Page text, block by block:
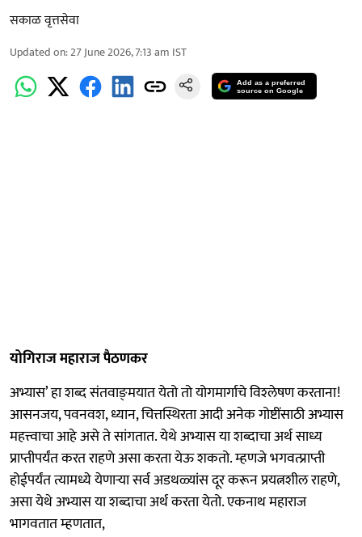
सकाळ वृत्तसेवा
Updated on:27 June 2026, 7:13 am IST
Add as a preferred
source on Google
योगिराज महाराज पैठणकर
अभ्यास’ हा शब्द संतवाङ्‍मयात येतो तो योगमार्गाचे विश्‍लेषण करताना!
आसनजय, पवनवश, ध्यान, चित्तस्थिरता आदी अनेक गोष्टींसाठी अभ्यास
महत्त्वाचा आहे असे ते सांगतात. येथे अभ्यास या शब्दाचा अर्थ साध्य
प्राप्तीपर्यंत करत राहणे असा करता येऊ शकतो. म्हणजे भगवत्प्राप्ती
होईपर्यंत त्यामध्ये येणाऱ्या सर्व अडथळ्यांस दूर करून प्रयत्नशील राहणे,
असा येथे अभ्यास या शब्दाचा अर्थ करता येतो. एकनाथ महाराज
भागवतात म्हणतात,